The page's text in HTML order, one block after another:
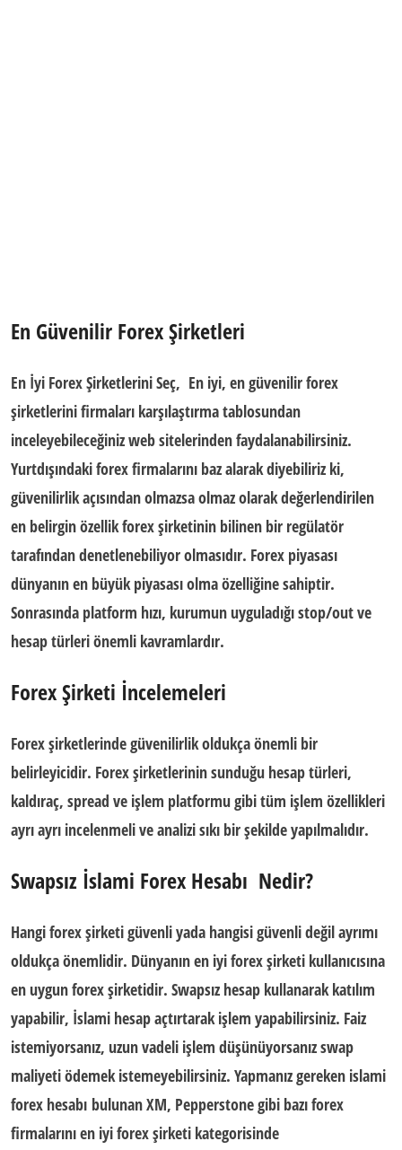
En Güvenilir Forex Şirketleri
En İyi Forex ŞirketleriniSeç, En iyi, en güvenilir forex
şirketlerinifirmaları karşılaştırma tablosundan
inceleyebileceğiniz web sitelerinden faydalanabilirsiniz.
Yurtdışındaki forex firmalarını baz alarak diyebiliriz ki,
güvenilirlik açısından olmazsa olmaz olarak değerlendirilen
en belirgin özellik forex şirketinin bilinen bir regülatör
tarafından denetlenebiliyor olmasıdır. Forex piyasası
dünyanın en büyük piyasasıolma özelliğine sahiptir.
Sonrasında platform hızı, kurumun uyguladığı stop/out ve
hesap türleri önemli kavramlardır.
Forex Şirketi İncelemeleri
Forex şirketlerinde güvenilirlik oldukça önemli bir
belirleyicidir. Forex şirketlerinin sunduğu hesap türleri,
kaldıraç, spread ve işlem platformugibi tüm işlem özellikleri
ayrı ayrı incelenmeli ve analizi sıkı bir şekilde yapılmalıdır.
Swapsız İslami Forex Hesabı Nedir?
Hangi forex şirketi güvenliyada hangisi güvenli değil ayrımı
oldukça önemlidir. Dünyanın en iyi forex şirketi kullanıcısına
en uygun forex şirketidir. Swapsız hesap kullanarak katılım
yapabilir, İslami hesapaçtırtarak işlem yapabilirsiniz. Faiz
istemiyorsanız, uzun vadeli işlem düşünüyorsanızswap
maliyetiödemek istemeyebilirsiniz. Yapmanız gereken islami
forex hesabı bulunanXM, Pepperstonegibi bazı forex
firmalarınıen iyi forex şirketi kategorisinde